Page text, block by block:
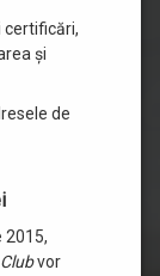
certificări,
și
de
2015,
vor